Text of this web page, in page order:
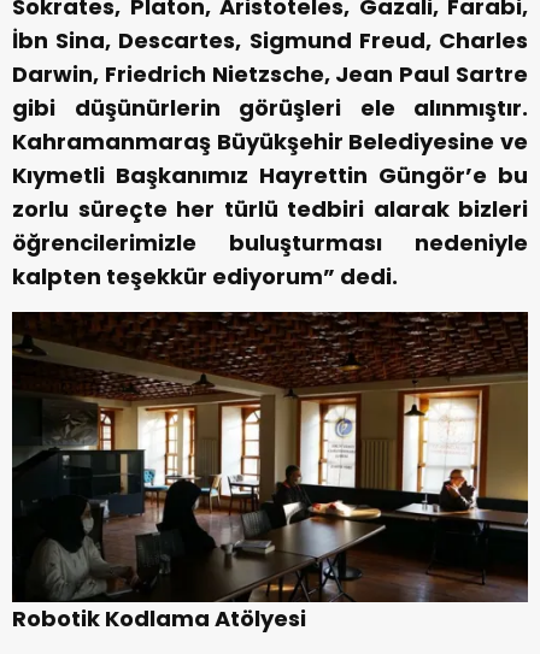
Sokrates, Platon, Aristoteles, Gazali, Farabi,
İbn Sina, Descartes, Sigmund Freud, Charles
Darwin, Friedrich Nietzsche, Jean Paul Sartre
gibi düşünürlerin görüşleri ele alınmıştır.
Kahramanmaraş Büyükşehir Belediyesine ve
Kıymetli Başkanımız Hayrettin Güngör’e bu
zorlu süreçte her türlü tedbiri alarak bizleri
öğrencilerimizle buluşturması nedeniyle
kalpten teşekkür ediyorum” dedi.
Robotik Kodlama Atölyesi